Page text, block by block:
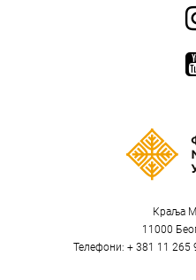
Краља
11000
Телефони: + 381 11 265